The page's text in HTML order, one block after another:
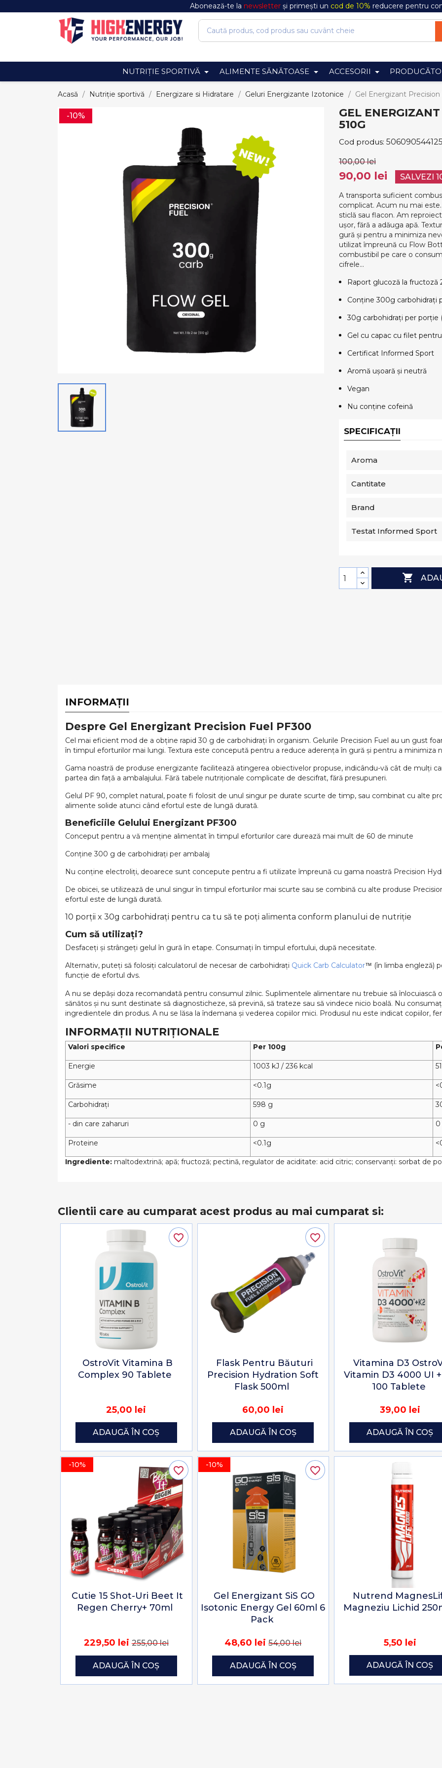
Abonează-te la newsletterși primești un cod de 10% reducere pentru
NUTRIȚIE SPORTIVĂ ALIMENTE SĂNĂTOASE ACCESORII
Acasă Nutriție sportivă Energizare si Hidratare Geluri Energizante Izotonice Gel Energizant
-10%
GEL
510G
Cod produs:
100,00 lei
90,00 lei SALVEZI
A transporta suficient
complicat. Acum nu mai
sticlă sau flacon. Am
ușor, fără a adăuga apă.
gură și pentru a minimiza
utilizat împreună cu Flow
combustibil pe care o
cifrele...
Raport glucoză la fructoză
Conține 300g carbohidrați
30g carbohidrați per porție
Gel cu capac cu filet
Certificat Informed Sport
Aromă ușoară și neutră
Vegan
Nu conține cofeină
SPECIFICAȚII
Aroma
Cantitate
Brand
Testat Informed Sport

INFORMAȚII
Despre Gel Energizant Precision Fuel PF300
Cel mai eficient mod de a obține rapid 30 g de carbohidrați în organism. Gelurile Precision Fuel au un gust
în timpul eforturilor mai lungi. Textura este concepută pentru a reduce aderența în gură și pentru a minimiza
Gama noastră de produse energizante facilitează atingerea obiectivelor propuse, indicându-vă cât de mulți
partea din față a ambalajului. Fără tabele nutriționale complicate de descifrat, fără presupuneri.
Gelul PF 90, complet natural, poate fi folosit de unul singur pe durate scurte de timp, sau combinat cu alte
alimente solide atunci când efortul este de lungă durată.
Beneficiile Gelului Energizant PF300
Conceput pentru a vă menține alimentat în timpul eforturilor care durează mai mult de 60 de minute
Conține 300 g de carbohidrați per ambalaj
Nu conține electroliți, deoarece sunt concepute pentru a fi utilizate împreună cu gama noastră Precision
De obicei, se utilizează de unul singur în timpul eforturilor mai scurte sau se combină cu alte produse
efortul este de lungă durată.
10 porții x 30g carbohidrați pentru ca tu să te poți alimenta conform planului de nutriție
Cum să utilizați?
Desfaceți și strângeți gelul în gură în etape. Consumați în timpul efortului, după necesitate.
Alternativ, puteți să folosiți calculatorul de necesar de carbohidrați Quick Carb Calculator™ (în limba engleză)
funcție de efortul dvs.
A nu se depăși doza recomandată pentru consumul zilnic. Suplimentele alimentare nu trebuie să înlocuiască
sănătos și nu sunt destinate să diagnosticheze, să prevină, să trateze sau să vindece nicio boală. Nu
ingredientele din produs. A nu se lăsa la îndemana și vederea copiilor mici. Produsul nu este indicat copiilor,
INFORMAȚII NUTRIȚIONALE
Valori specifice Per 100g
Energie 1003 kJ / 236 kcal
Grăsime <0.1g
Carbohidrați 598 g
- din care zaharuri 0 g 0
Proteine <0.1g
Ingrediente: maltodextrină; apă; fructoză; pectină, regulator de aciditate: acid citric; conservanți: sorbat de
Clientii care au cumparat acest produs au mai cumparat si:
OstroVit Vitamina B
Complex 90 Tablete
25,00 lei
ADAUGĂ ÎN COȘ
favorite_border
Flask Pentru Băuturi
Precision Hydration Soft
Flask 500ml
60,00 lei
ADAUGĂ ÎN COȘ
favorite_border
Vitamina D3
Vitamin D3 4000 UI
100 Tablete
39,00 lei
ADAUGĂ ÎN COȘ
-10%
Cutie 15 Shot-Uri Beet It
Regen Cherry+ 70ml
229,50 lei255,00 lei
ADAUGĂ ÎN COȘ
favorite_border -10%
Gel Energizant SiS GO
Isotonic Energy Gel 60ml 6
Pack
48,60 lei54,00 lei
ADAUGĂ ÎN COȘ
favorite_border
Nutrend
Magneziu Lichid
5,50 lei
ADAUGĂ ÎN COȘ